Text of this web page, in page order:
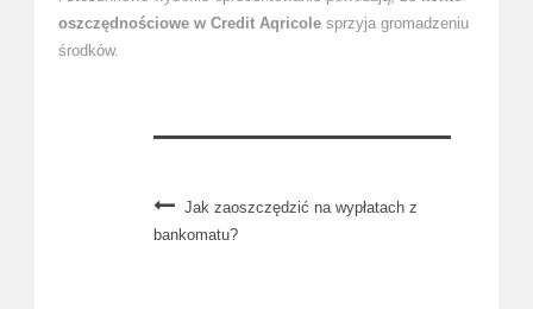
oszczędnościowe w Credit Aqricole sprzyja gromadzeniu
środków.
Jak zaoszczędzić na wypłatach z
bankomatu?